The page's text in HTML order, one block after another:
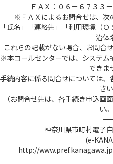
ＦＡＸ：０６－６７３３
※ＦＡＸによるお問合せは、次
「氏名」「連絡先」「利用環境（
治体
これらの記載がない場合、お問合
※本コールセンターでは、システム
できま
手続内容に係る問合せについては
さい
（お問合せ先は、各手続き申込画
い。
神奈川県市町村電子
(e-
http://